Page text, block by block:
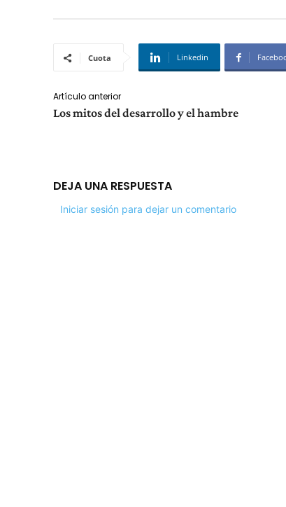
Cuota Linkedin
Artículo anterior
Los mitos del desarrollo y el hambre
DEJA UNA RESPUESTA
Iniciar sesión para dejar un comentario